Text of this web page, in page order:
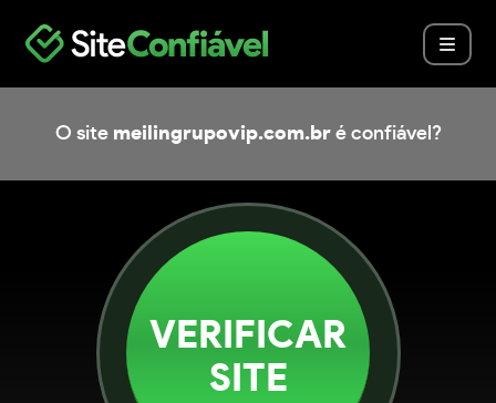
O site meilingrupovip.com.bré confiável?
VERIFICAR
SITE